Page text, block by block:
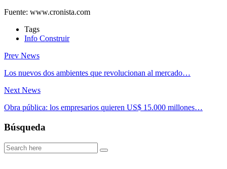
Fuente: www.cronista.com
Tags
Info Construir
Prev News
Los nuevos dos ambientes que revolucionan al mercado…
Next News
Obra pública: los empresarios quieren US$ 15.000 millones…
Búsqueda